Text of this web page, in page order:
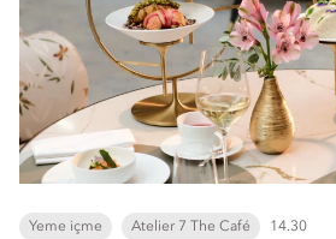
Yeme içme Atelier 7 The Café 14.30